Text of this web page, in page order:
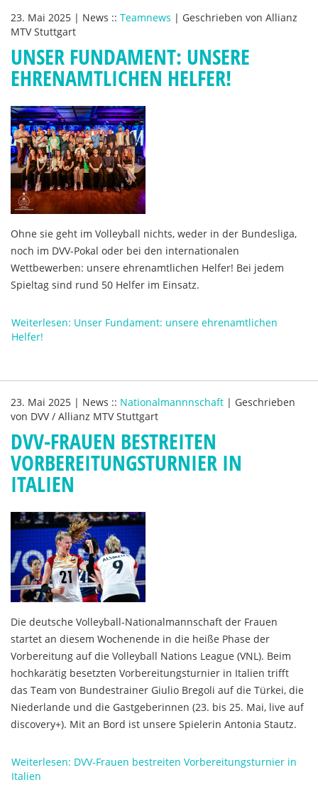
23. Mai 2025 | News :: Teamnews | Geschrieben von Allianz
MTV Stuttgart
UNSER FUNDAMENT: UNSERE
EHRENAMTLICHEN HELFER!
Ohne sie geht im Volleyball nichts, weder in der Bundesliga,
noch im DVV-Pokal oder bei den internationalen
Wettbewerben: unsere ehrenamtlichen Helfer! Bei jedem
Spieltag sind rund 50 Helfer im Einsatz.
Weiterlesen: Unser Fundament: unsere ehrenamtlichen
Helfer!
23. Mai 2025 | News :: Nationalmannnschaft | Geschrieben
von DVV / Allianz MTV Stuttgart
DVV-FRAUEN BESTREITEN
VORBEREITUNGSTURNIER IN
ITALIEN
Die deutsche Volleyball-Nationalmannschaft der Frauen
startet an diesem Wochenende in die heiße Phase der
Vorbereitung auf die Volleyball Nations League (VNL). Beim
hochkarätig besetzten Vorbereitungsturnier in Italien trifft
das Team von Bundestrainer Giulio Bregoli auf die Türkei, die
Niederlande und die Gastgeberinnen (23. bis 25. Mai, live auf
discovery+). Mit an Bord ist unsere Spielerin Antonia Stautz.
Weiterlesen: DVV-Frauen bestreiten Vorbereitungsturnier in
Italien